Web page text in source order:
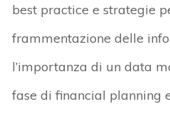
best practice e strategie
frammentazione delle
l’importanza di un data
fase di financial planning